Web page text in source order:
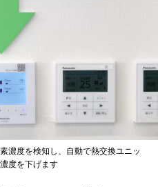
濃度を検知し、自動で熱交換ユニッ
度を下げます